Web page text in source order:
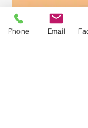
Phone Email